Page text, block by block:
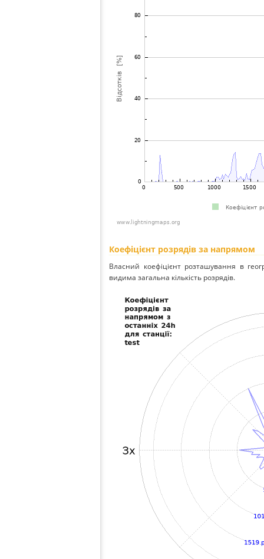
Коефіцієнт розрядів за напрямом
Власний коефіцієнт розташування в
видима загальна кількість розрядів.